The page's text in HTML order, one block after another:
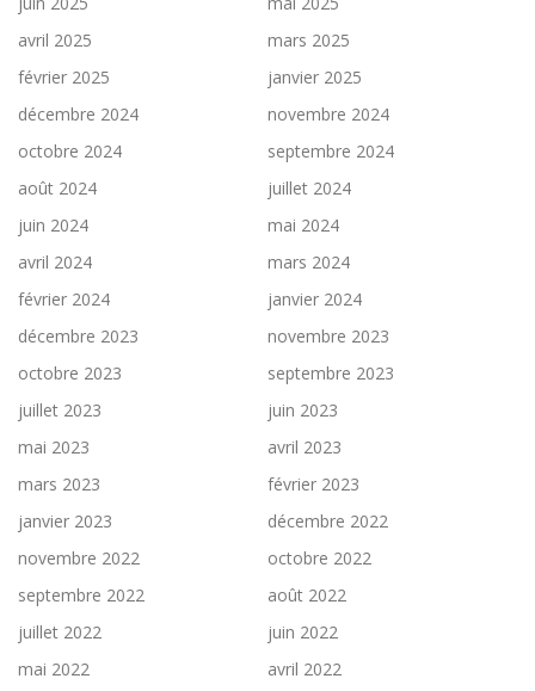
avril 2025
mars 2025
février 2025
janvier 2025
décembre 2024
novembre 2024
octobre 2024
septembre 2024
août 2024
juillet 2024
juin 2024
mai 2024
avril 2024
mars 2024
février 2024
janvier 2024
décembre 2023
novembre 2023
octobre 2023
septembre 2023
juillet 2023
juin 2023
mai 2023
avril 2023
mars 2023
février 2023
janvier 2023
décembre 2022
novembre 2022
octobre 2022
septembre 2022
août 2022
juillet 2022
juin 2022
mai 2022
avril 2022